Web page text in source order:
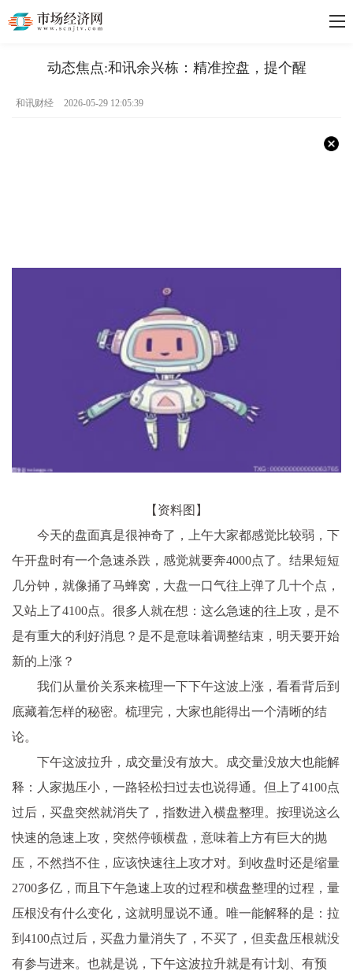
动态焦点:和讯余兴栋：精准控盘，提个醒
和讯财经 2026-05-29 12:05:39
【资料图】
今天的盘面真是很神奇了，上午大家都感觉比较弱，下
午开盘时有一个急速杀跌，感觉就要奔4000点了。结果短短
几分钟，就像捅了马蜂窝，大盘一口气往上弹了几十个点，
又站上了4100点。很多人就在想：这么急速的往上攻，是不
是有重大的利好消息？是不是意味着调整结束，明天要开始
新的上涨？
我们从量价关系来梳理一下下午这波上涨，看看背后到
底藏着怎样的秘密。梳理完，大家也能得出一个清晰的结
论。
下午这波拉升，成交量没有放大。成交量没放大也能解
释：人家抛压小，一路轻松扫过去也说得通。但上了4100点
过后，买盘突然就消失了，指数进入横盘整理。按理说这么
快速的急速上攻，突然停顿横盘，意味着上方有巨大的抛
压，不然挡不住，应该快速往上攻才对。到收盘时还是缩量
2700多亿，而且下午急速上攻的过程和横盘整理的过程，量
压根没有什么变化，这就明显说不通。唯一能解释的是：拉
到4100点过后，买盘力量消失了，不买了，但卖盘压根就没
有参与进来。也就是说，下午这波拉升就是有计划、有预